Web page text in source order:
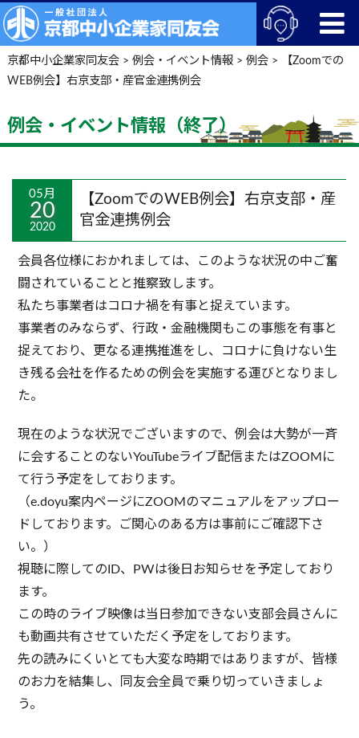
京都中小企業家同友会> 例会・イベント情報> 例会>
【Zoomでの
WEB例会】右京支部・産官金連携例会
例会・イベント情報（終了）
05月
20
2020
【ZoomでのWEB例会】右京支部・産
官金連携例会
会員各位様におかれましては、このような状況の中ご奮
闘されていることと推察致します。
私たち事業者はコロナ禍を有事と捉えています。
事業者のみならず、行政・金融機関もこの事態を有事と
捉えており、更なる連携推進をし、コロナに負けない生
き残る会社を作るための例会を実施する運びとなりまし
た。
現在のような状況でございますので、例会は大勢が一斉
に会することのないYouTubeライブ配信またはZOOMに
て行う予定をしております。
（e.doyu案内ページにZOOMのマニュアルをアップロー
ドしております。ご関心のある方は事前にご確認下さ
い。）
視聴に際してのID、PWは後日お知らせを予定しており
ます。
この時のライブ映像は当日参加できない支部会員さんに
も動画共有させていただく予定をしております。
先の読みにくいとても大変な時期ではありますが、皆様
のお力を結集し、同友会全員で乗り切っていきましょ
う。